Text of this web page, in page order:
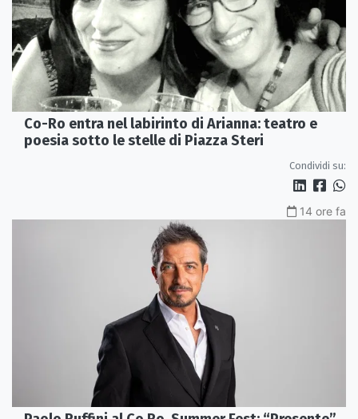
Co-Ro entra nel labirinto di Arianna: teatro e
poesia sotto le stelle di Piazza Steri
Condividi su:
14 ore fa